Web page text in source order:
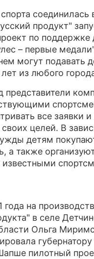
соединилась
продукт"
по поддержке
– первые
могут подавать
из любого
представители
все заявки и
целей. В
детям
а также
известными
года на
в селе
Ольга
губернатору
пилотный